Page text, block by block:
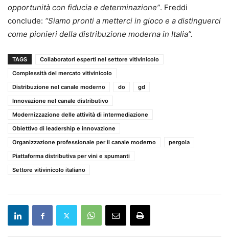
opportunità con fiducia e determinazione”. Freddi
conclude: “Siamo pronti a metterci in gioco e a distinguerci
come pionieri della distribuzione moderna in Italia”.
TAGS
Collaboratori esperti nel settore vitivinicolo
Complessità del mercato vitivinicolo
Distribuzione nel canale moderno
do
gd
Innovazione nel canale distributivo
Modernizzazione delle attività di intermediazione
Obiettivo di leadership e innovazione
Organizzazione professionale per il canale moderno
pergola
Piattaforma distributiva per vini e spumanti
Settore vitivinicolo italiano